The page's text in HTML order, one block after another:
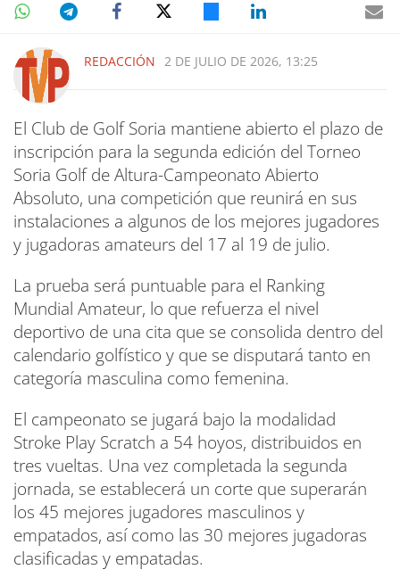
REDACCIÓN 2 DE JULIO DE 2026, 13:25
El Club de Golf Soria mantiene abierto el plazo de
inscripción para la segunda edición del Torneo
Soria Golf de Altura-Campeonato Abierto
Absoluto, una competición que reunirá en sus
instalaciones a algunos de los mejores jugadores
y jugadoras amateurs del 17 al 19 de julio.
La prueba será puntuable para el Ranking
Mundial Amateur, lo que refuerza el nivel
deportivo de una cita que se consolida dentro del
calendario golfístico y que se disputará tanto en
categoría masculina como femenina.
El campeonato se jugará bajo la modalidad
Stroke Play Scratch a 54 hoyos, distribuidos en
tres vueltas. Una vez completada la segunda
jornada, se establecerá un corte que superarán
los 45 mejores jugadores masculinos y
empatados, así como las 30 mejores jugadoras
clasificadas y empatadas.